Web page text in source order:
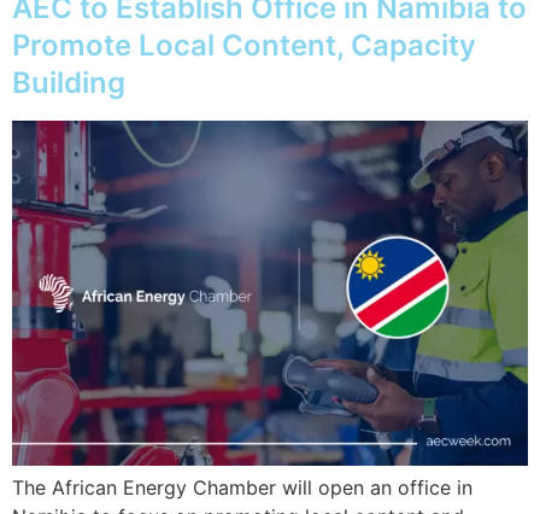
AEC to Establish Office in Namibia to
Promote Local Content, Capacity
Building
The African Energy Chamber will open an office in